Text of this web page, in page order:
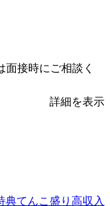
接時にご相談く
詳細を表示